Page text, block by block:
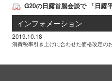
G20の日露首脳会談で 「日露
インフォメーション
2019.10.18
消費税率引き上げに合わせた価格改定の